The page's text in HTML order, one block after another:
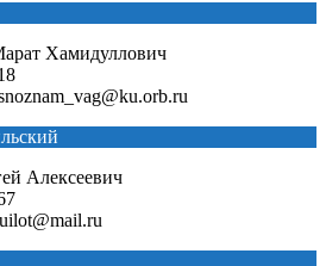
Хамидуллович
Алексеевич